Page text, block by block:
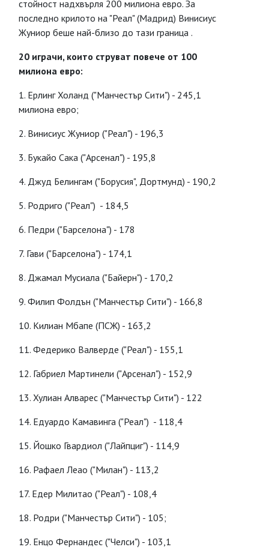
стойност надхвърля 200 милиона евро. За
последно крилото на "Реал" (Мадрид) Винисиус
Жуниор беше най-близо до тази граница .
20 играчи, които струват повече от 100
милиона евро:
1. Ерлинг Холанд ("Манчестър Сити") - 245,1
милиона евро;
2. Винисиус Жуниор ("Реал") - 196,3
3. Букайо Сака ("Арсенал") - 195,8
4. Джуд Белингам ("Борусия", Дортмунд) - 190,2
5. Родриго ("Реал") - 184,5
6. Педри ("Барселона") - 178
7. Гави ("Барселона") - 174,1
8. Джамал Мусиала ("Байерн") - 170,2
9. Филип Фолдън ("Манчестър Сити") - 166,8
10. Килиан Мбапе (ПСЖ) - 163,2
11. Федерико Валверде ("Реал") - 155,1
12. Габриел Мартинели ("Арсенал") - 152,9
13. Хулиан Алварес ("Манчестър Сити") - 122
14. Едуардо Камавинга ("Реал") - 118,4
15. Йошко Гвардиол ("Лайпциг") - 114,9
16. Рафаел Леао ("Милан") - 113,2
17. Едер Милитао ("Реал") - 108,4
18. Родри ("Манчестър Сити") - 105;
19. Енцо Фернандес ("Челси") - 103,1